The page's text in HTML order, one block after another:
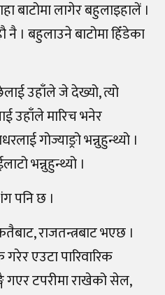
बाटोमा लागेर बहुलाइहालें ।
नै । बहुलाउने बाटोमा हिँडेका
उहाँले जे देख्यो, त्यो
उहाँले मारिच भनेर
गोज्याङ्रो भन्नुहुन्थ्यो ।
भन्नुहुन्थ्यो ।
पनि छ ।
राजतन्त्रबाट भएछ ।
एउटा पारिवारिक
गएर टपरीमा राखेको सेल,